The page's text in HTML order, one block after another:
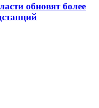
обновят более